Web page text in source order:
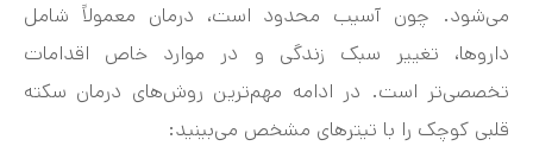
می‌شود. چون آسیب محدود است، درمان معمولاً شامل
داروها، تغییر سبک زندگی و در موارد خاص اقدامات
تخصصی‌تر است. در ادامه مهم‌ترین روش‌های درمان سکته
قلبی کوچک را با تیترهای مشخص می‌بینید: